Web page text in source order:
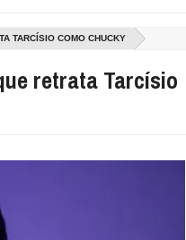
TARCÍSIO COMO CHUCKY
retrata Tarcísio